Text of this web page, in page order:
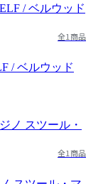
全1商品
/ ベルウッド
全1商品